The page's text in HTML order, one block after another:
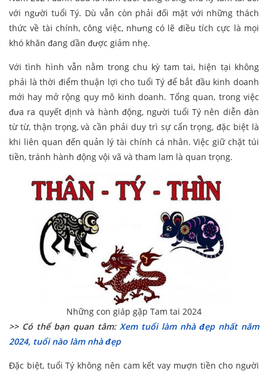
với người tuổi Tý. Dù vẫn còn phải đối mặt với những thách
thức về tài chính, công việc, nhưng có lẽ điều tích cực là mọi
khó khăn đang dần được giảm nhẹ.
Với tình hình vẫn nằm trong chu kỳ tam tai, hiện tại không
phải là thời điểm thuận lợi cho tuổi Tý để bắt đầu kinh doanh
mới hay mở rộng quy mô kinh doanh. Tổng quan, trong việc
đưa ra quyết định và hành động, người tuổi Tý nên diễn đàn
từ từ, thận trọng, và cần phải duy trì sự cẩn trọng, đặc biệt là
khi liên quan đến quản lý tài chính cá nhân. Việc giữ chặt túi
tiền, tránh hành động vội vã và tham lam là quan trọng.
Những con giáp gặp Tam tai 2024
>> Có thể bạn quan tâm: Xem tuổi làm nhà đẹp nhất năm
2024, tuổi nào làm nhà đẹp
Đặc biệt, tuổi Tý không nên cam kết vay mượn tiền cho người